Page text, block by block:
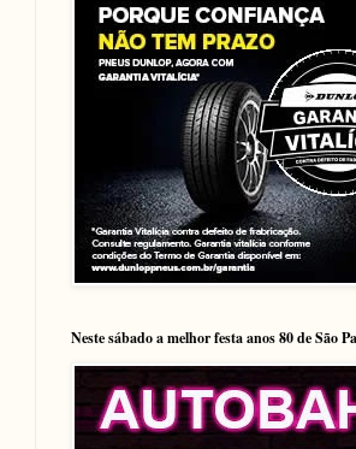
Neste sábado a melhor festa anos 80 de São